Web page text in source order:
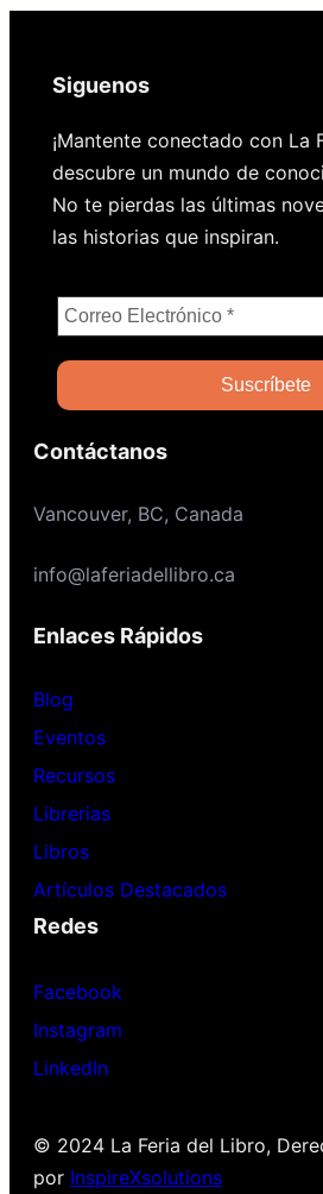
Siguenos
¡Mantente conectado con La
descubre un mundo de
No te pierdas las últimas
las historias que inspiran.
Contáctanos
Vancouver, BC, Canada
info@laferiadellibro.ca
Enlaces Rápidos
Blog
Eventos
Recursos
Librerias
Libros
Artículos Destacados
Redes
Facebook
Instagram
LinkedIn
© 2024 La Feria del Libro,
por InspireXsolutions